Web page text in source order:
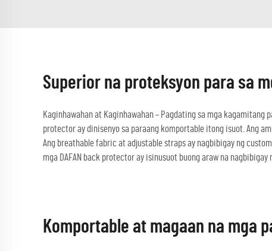
Superior na proteksyon para sa
Kaginhawahan at Kaginhawahan – Pagdating sa mga kagamitang
protector ay dinisenyo sa paraang komportable itong isuot. Ang
Ang breathable fabric at adjustable straps ay nagbibigay ng
mga DAFAN back protector ay isinusuot buong araw na
Komportable at magaan na mga